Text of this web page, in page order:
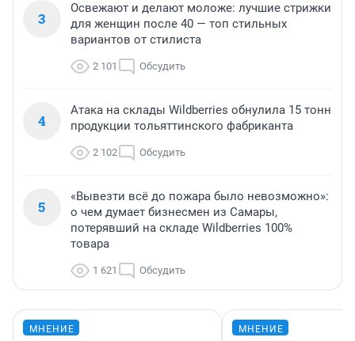
3
Освежают и делают моложе: лучшие стрижки
для женщин после 40 — топ стильных
вариантов от стилиста
2 101 Обсудить
4
Атака на склады Wildberries обнулила 15 тонн
продукции тольяттинского фабриканта
2 102 Обсудить
5
«Вывезти всё до пожара было невозможно»:
о чем думает бизнесмен из Самары,
потерявший на складе Wildberries 100%
товара
1 621 Обсудить
МНЕНИЕ МНЕНИЕ